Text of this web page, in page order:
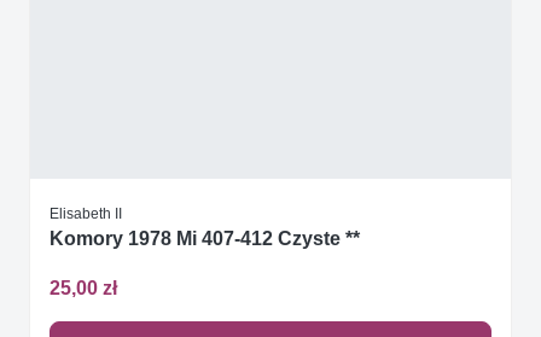
Elisabeth II
Komory 1978 Mi 407-412 Czyste **
25,00 zł